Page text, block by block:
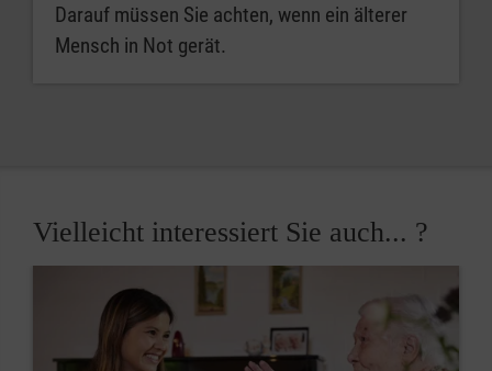
Darauf müssen Sie achten, wenn ein älterer
Mensch in Not gerät.
Vielleicht interessiert Sie auch... ?